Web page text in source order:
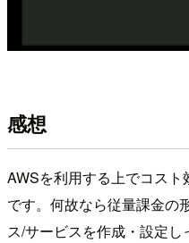
感想
AWSを利用する上でコス
です。何故なら従量課金の
ス/サービスを作成・設定